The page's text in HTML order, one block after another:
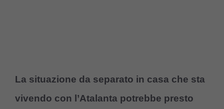
La situazione da separato in casa che sta
vivendo con l’Atalanta potrebbe presto